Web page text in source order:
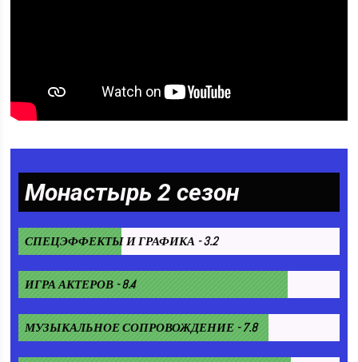
Монастырь 2 сезон
СПЕЦЭФФЕКТЫ И ГРАФИКА - 3.2
ИГРА АКТЕРОВ - 8.4
МУЗЫКАЛЬНОЕ СОПРОВОЖДЕНИЕ - 7.8